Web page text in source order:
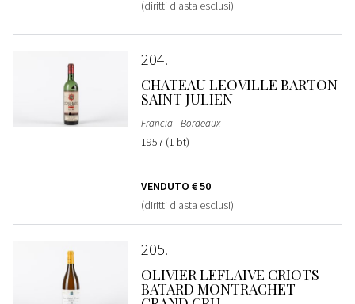
(diritti d'asta esclusi)
204
CHATEAU LEOVILLE BARTON
SAINT JULIEN
Francia - Bordeaux
1957 (1 bt)
VENDUTO € 50
(diritti d'asta esclusi)
205
OLIVIER LEFLAIVE CRIOTS
BATARD MONTRACHET